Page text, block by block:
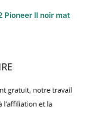
Pioneer II noir mat